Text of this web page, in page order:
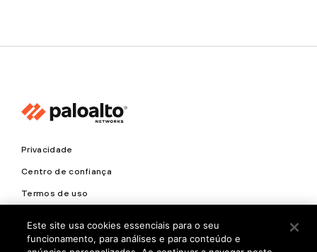
Privacidade
Centro de confiança
Termos de uso
Copyright © 2026 Palo Alto Networks. Todos os direitos
Este site usa cookies essenciais para o seu
funcionamento, para análises e para conteúdo e